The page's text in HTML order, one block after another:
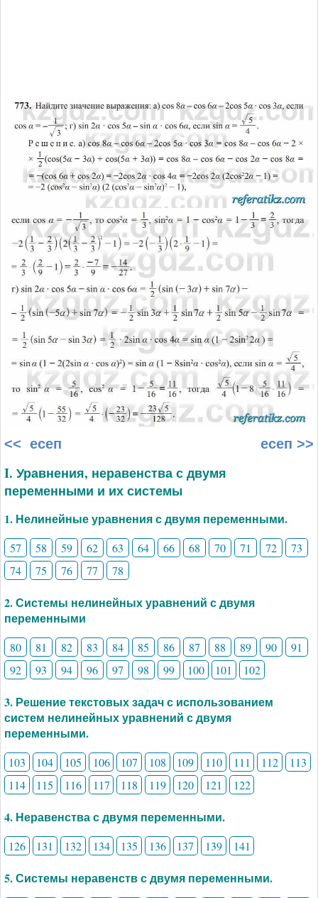
<< есеп есеп >>
I. Уравнения, неравенства с двумя
переменными и их системы
1. Нелинейные уравнения с двумя переменными.
57 58 59 62 63 64 66 68 70 71 72
73
74
75 76 77 78
2. Системы нелинейных уравнений с двумя
переменными
80 81 82 83 84 85 86 87 88 89 90
91
92
93 94 96 97 98 99 100 101 102
3. Решение текстовых задач с использованием
систем нелинейных уравнений с двумя
переменными.
103 104 105 106 107 108 109 110 111 112
113
114
115 116 117 118 119 120 121 122
4. Неравенства с двумя переменными.
126 131 132 134 135 136 137 139 141
5. Системы неравенств с двумя переменными.